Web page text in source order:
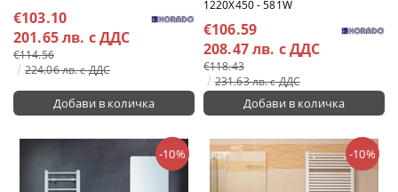
€103.10
201.65 лв. с ДДС
€114.56
224.06 лв. с ДДС
1220X450 - 581W
€106.59
208.47 лв. с ДДС
€118.43
231.63 лв. с ДДС
-10% -10%